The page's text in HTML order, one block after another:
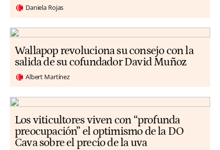
Daniela Rojas
Wallapop revoluciona su consejo con la
salida de su cofundador David Muñoz
Albert Martínez
Los viticultores viven con “profunda
preocupación” el optimismo de la DO
Cava sobre el precio de la uva